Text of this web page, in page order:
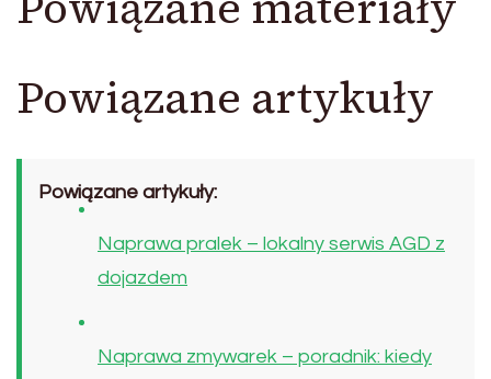
Powiązane artykuły
Powiązane artykuły:
Naprawa pralek – lokalny serwis AGD z
dojazdem
Naprawa zmywarek – poradnik: kiedy